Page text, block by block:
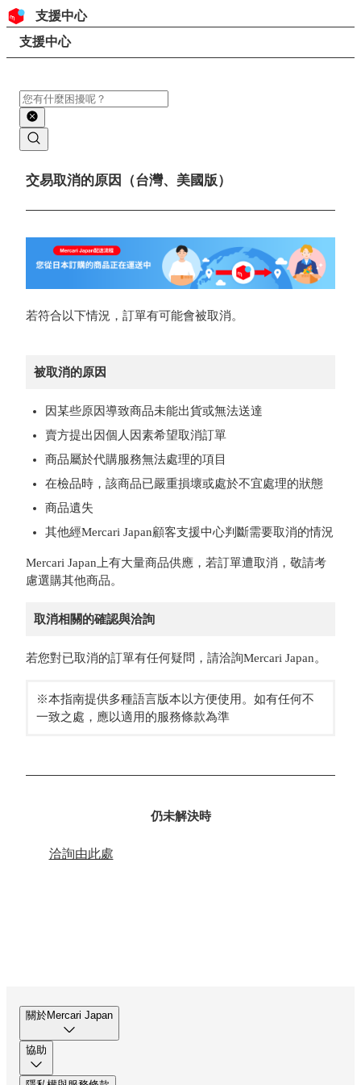
跳至內容
頁首支援中心
搜尋
頁面路徑
支援中心
搜尋
主要內容
交易取消的原因（台灣、美國版）
若符合以下情況，訂單有可能會被取消。
被取消的原因
因某些原因導致商品未能出貨或無法送達
賣方提出因個人因素希望取消訂單
商品屬於代購服務無法處理的項目
在檢品時，該商品已嚴重損壞或處於不宜處理的狀態
商品遺失
其他經Mercari Japan顧客支援中心判斷需要取消的情況
Mercari Japan上有大量商品供應，若訂單遭取消，敬請考
慮選購其他商品。
取消相關的確認與洽詢
若您對已取消的訂單有任何疑問，請洽詢Mercari Japan。
※本指南提供多種語言版本以方便使用。如有任何不
一致之處，應以適用的服務條款為準
仍未解決時
洽詢由此處
關於Mercari Japan
協助